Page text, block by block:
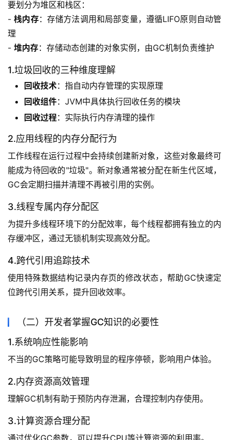
要划分为堆区和栈区：
- 栈内存：存储方法调用和局部变量，遵循LIFO原则自动管
理
- 堆内存：存储动态创建的对象实例，由GC机制负责维护
1.垃圾回收的三种维度理解
回收技术：指自动内存管理的实现原理
回收组件：JVM中具体执行回收任务的模块
回收过程：实际执行内存清理的操作
2.应用线程的内存分配行为
工作线程在运行过程中会持续创建新对象，这些对象最终可
能成为待回收的"垃圾"。新对象通常被分配在新生代区域，
GC会定期扫描并清理不再被引用的实例。
3.线程专属内存分配区
为提升多线程环境下的分配效率，每个线程都拥有独立的内
存缓冲区，通过无锁机制实现高效分配。
4.跨代引用追踪技术
使用特殊数据结构记录内存页的修改状态，帮助GC快速定
位跨代引用关系，提升回收效率。
（二）开发者掌握GC知识的必要性
1.系统响应性能影响
不当的GC策略可能导致明显的程序停顿，影响用户体验。
2.内存资源高效管理
理解GC机制有助于预防内存泄漏，合理控制内存使用。
3.计算资源合理分配